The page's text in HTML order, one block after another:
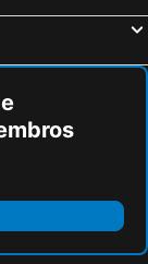
Henryka Reymana
im Stanisława Wyspiańskiego